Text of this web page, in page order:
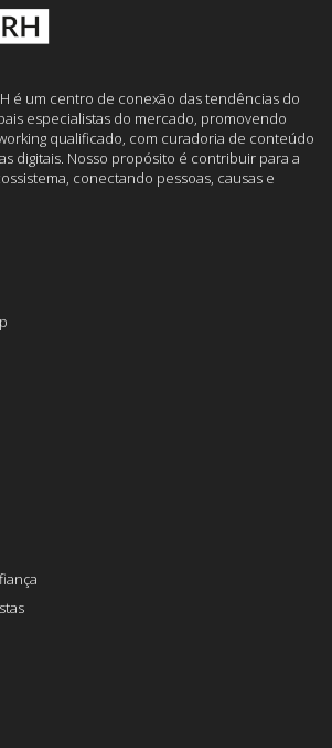
é um centro de conexão das tendências do
especialistas do mercado, promovendo
qualificado, com curadoria de conteúdo
digitais. Nosso propósito é contribuir para a
conectando pessoas, causas e